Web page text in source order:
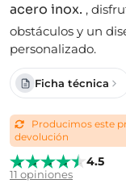
acero inox. ,
obstáculos y un
personalizado.
Ficha técnica
Producimos este
devolución
4.5
11 opiniones